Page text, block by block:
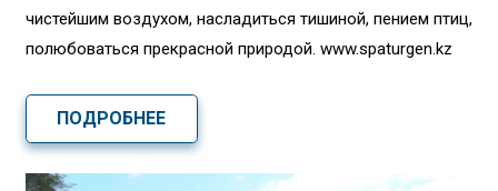
чистейшим воздухом, насладиться тишиной, пением птиц,
полюбоваться прекрасной природой. www.spaturgen.kz
ПОДРОБНЕЕ